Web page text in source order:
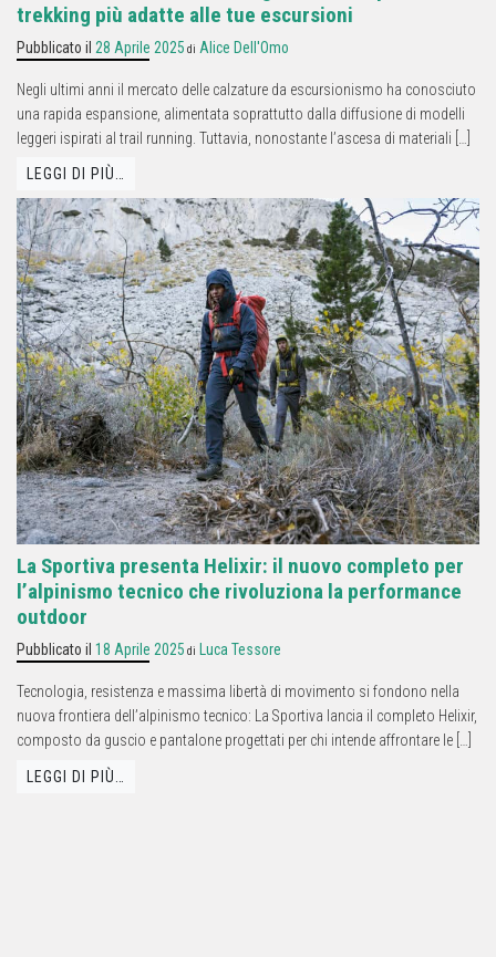
trekking più adatte alle tue escursioni
Pubblicato il 28 Aprile 2025 di Alice Dell'Omo
Negli ultimi anni il mercato delle calzature da escursionismo ha conosciuto
una rapida espansione, alimentata soprattutto dalla diffusione di modelli
leggeri ispirati al trail running. Tuttavia, nonostante l’ascesa di materiali […]
LEGGI DI PIÙ…
La Sportiva presenta Helixir: il nuovo completo per
l’alpinismo tecnico che rivoluziona la performance
outdoor
Pubblicato il 18 Aprile 2025 di Luca Tessore
Tecnologia, resistenza e massima libertà di movimento si fondono nella
nuova frontiera dell’alpinismo tecnico: La Sportiva lancia il completo Helixir,
composto da guscio e pantalone progettati per chi intende affrontare le […]
LEGGI DI PIÙ…